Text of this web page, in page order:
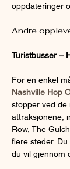
oppdateringer
Andre
Turistbusser –
For en enkel
Nashville Hop
stopper ved
attraksjonene,
Row, The
flere steder.
du vil gjennom